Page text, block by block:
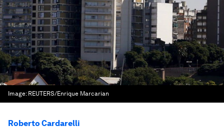
Image: REUTERS/Enrique Marcarian
Roberto Cardarelli